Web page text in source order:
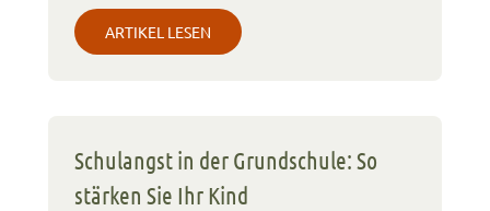
ARTIKEL LESEN
Schulangst in der Grundschule: So
stärken Sie Ihr Kind